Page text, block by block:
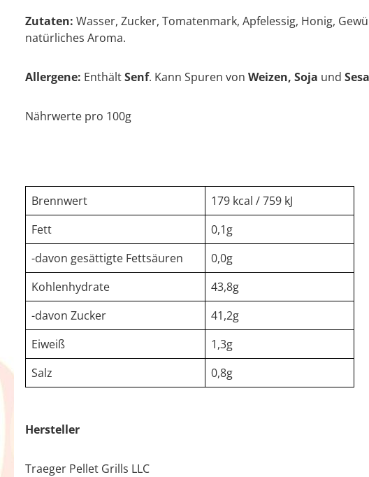
Zutaten: Wasser, Zucker, Tomatenmark, Apfelessig, Honig,
natürliches Aroma.
Allergene: EnthältSenf. Kann Spuren von Weizen, Soja und
Nährwerte pro 100g
Brennwert
179 kcal / 759 kJ
Fett
0,1g
-davon gesättigte Fettsäuren
0,0g
Kohlenhydrate
43,8g
-davon Zucker
41,2g
Eiweiß
1,3g
Salz
0,8g
Hersteller
Traeger Pellet Grills LLC